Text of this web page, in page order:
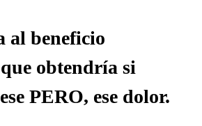
al beneficio
obtendría si
PERO, ese dolor.